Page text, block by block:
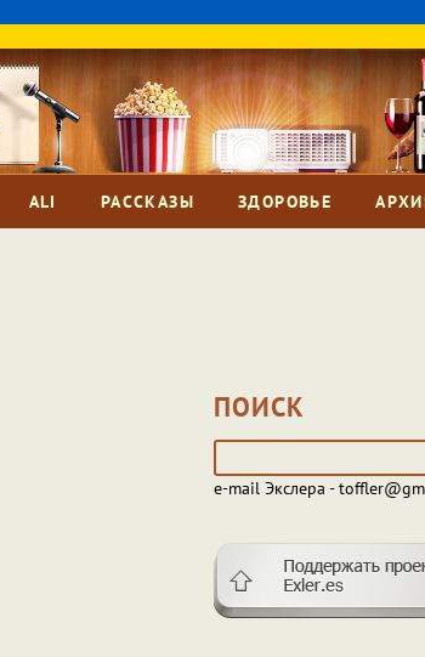
ALI РАССКАЗЫ ЗДОРОВЬЕ
ПОИСК
e-mail Экслера -